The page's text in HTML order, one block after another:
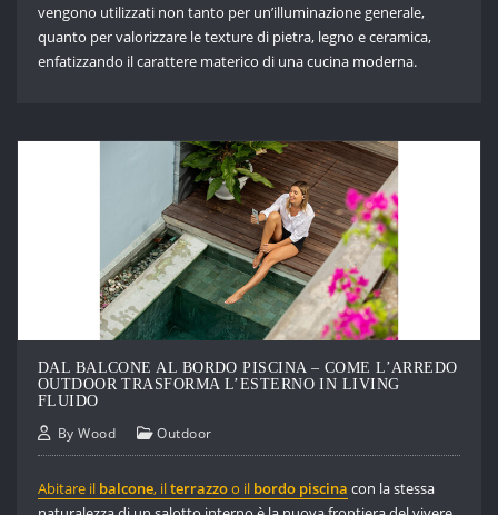
vengono utilizzati non tanto per un’illuminazione generale,
quanto per valorizzare le texture di pietra, legno e ceramica,
enfatizzando il carattere materico di una cucina moderna.
DAL BALCONE AL BORDO PISCINA – COME L’ARREDO
OUTDOOR TRASFORMA L’ESTERNO IN LIVING
FLUIDO
ByWood Outdoor
Abitare il balcone, ilterrazzoo il bordo piscina con la stessa